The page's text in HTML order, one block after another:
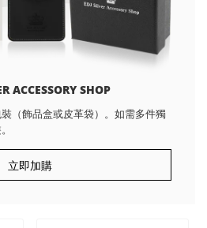
ACCESSORY SHOP
（飾品盒或皮革袋）。如需多件獨
立即加購